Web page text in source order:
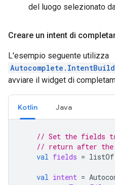
del luogo selezionato
Creare un intent di
L'esempio seguente utilizza
avviare il widget di
Kotlin Java
// Set the fields
// return after the
val fields = listOf
val intent =